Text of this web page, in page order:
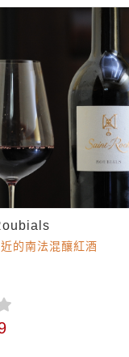
的南法混釀紅酒